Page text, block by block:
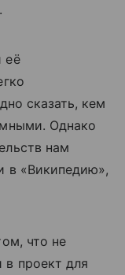
её
сказать, кем
Однако
нам
в «Википедию»,
что не
проект для